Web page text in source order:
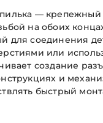
— крепежный
на обоих
для соединения
или
создание
и
быстрый